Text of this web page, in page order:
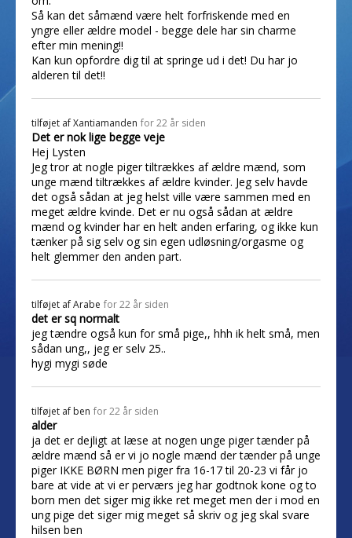
Så kan det såmænd være helt forfriskende med en
yngre eller ældre model - begge dele har sin charme
efter min mening!!
Kan kun opfordre dig til at springe ud i det! Du har jo
alderen til det!!
tilføjet afXantiamanden for 22 år siden
Det er nok lige begge veje
Hej Lysten
Jeg tror at nogle piger tiltrækkes af ældre mænd, som
unge mænd tiltrækkes af ældre kvinder. Jeg selv havde
det også sådan at jeg helst ville være sammen med en
meget ældre kvinde. Det er nu også sådan at ældre
mænd og kvinder har en helt anden erfaring, og ikke kun
tænker på sig selv og sin egen udløsning/orgasme og
helt glemmer den anden part.
tilføjet afArabe for 22 år siden
det er sq normalt
jeg tændre også kun for små pige,, hhh ik helt små, men
sådan ung,, jeg er selv 25..
hygi mygi søde
tilføjet af ben for 22 år siden
alder
ja det er dejligt at læse at nogen unge piger tænder på
ældre mænd så er vi jo nogle mænd der tænder på unge
piger IKKE BØRN men piger fra 16-17 til 20-23 vi får jo
bare at vide at vi er perværs jeg har godtnok kone og to
born men det siger mig ikke ret meget men der i mod en
ung pige det siger mig meget så skriv og jeg skal svare
hilsen ben